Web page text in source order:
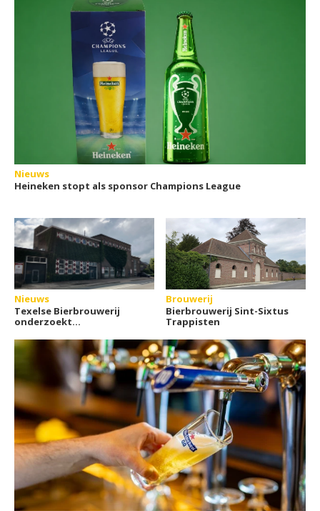
Nieuws
Heineken stopt als sponsor Champions League
Nieuws
Texelse Bierbrouwerij
onderzoekt
duurzame
warmtevoorziening
Brouwerij
Bierbrouwerij Sint-Sixtus
Trappisten